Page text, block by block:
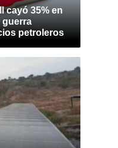
cayó 35% en
guerra
petroleros